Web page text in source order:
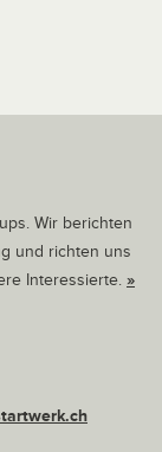
Wir berichten
und richten uns
Interessierte. »